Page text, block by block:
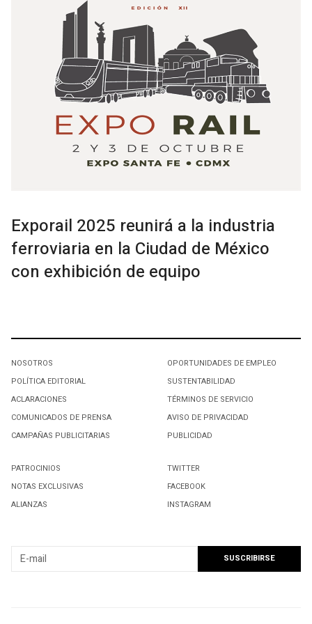
Exporail 2025 reunirá a la industria
ferroviaria en la Ciudad de México
con exhibición de equipo
NOSOTROS
POLÍTICA EDITORIAL
ACLARACIONES
COMUNICADOS DE PRENSA
CAMPAÑAS PUBLICITARIAS
OPORTUNIDADES DE EMPLEO
SUSTENTABILIDAD
TÉRMINOS DE SERVICIO
AVISO DE PRIVACIDAD
PUBLICIDAD
PATROCINIOS
NOTAS EXCLUSIVAS
ALIANZAS
TWITTER
FACEBOOK
INSTAGRAM